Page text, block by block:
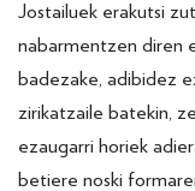
Jostailuek erakutsi
nabarmentzen diren
badezake, adibidez
zirikatzaile batekin,
ezaugarri horiek
betiere noski